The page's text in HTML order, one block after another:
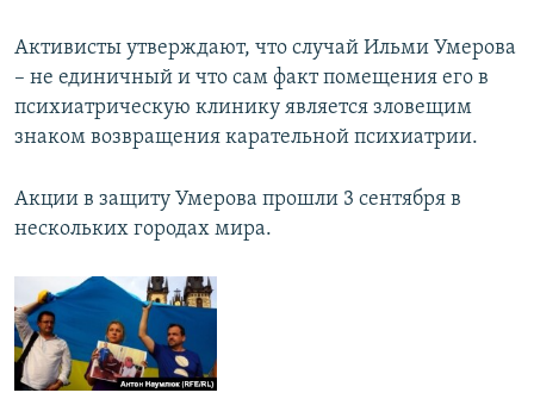
Активисты утверждают, что случай Ильми Умерова
– не единичный и что сам факт помещения его в
психиатрическую клинику является зловещим
знаком возвращения карательной психиатрии.
Акции в защиту Умерова прошли 3 сентября в
нескольких городах мира.